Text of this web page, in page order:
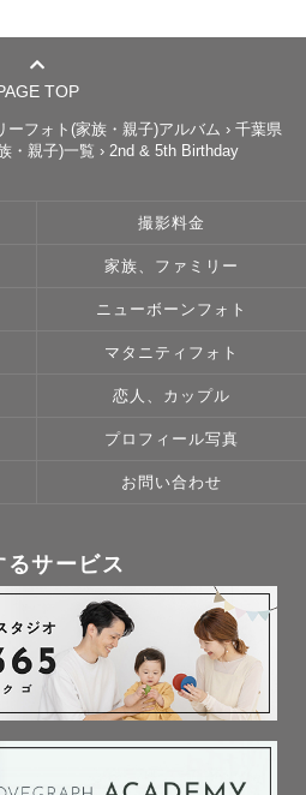
ない日でも、
がえのない
にしております！
TOP
ーフォト(家族・親子)アルバム › 千葉県
・親子)一覧 › 2nd & 5th Birthday
撮影料金
家族、ファミリー
ニューボーンフォト
マタニティフォト
恋人、カップル
プロフィール写真
お問い合わせ
サービス